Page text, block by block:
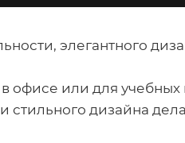
элегантного
офисе или для учебных
дизайна